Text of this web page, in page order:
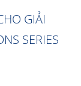
GIẢI
SERIES